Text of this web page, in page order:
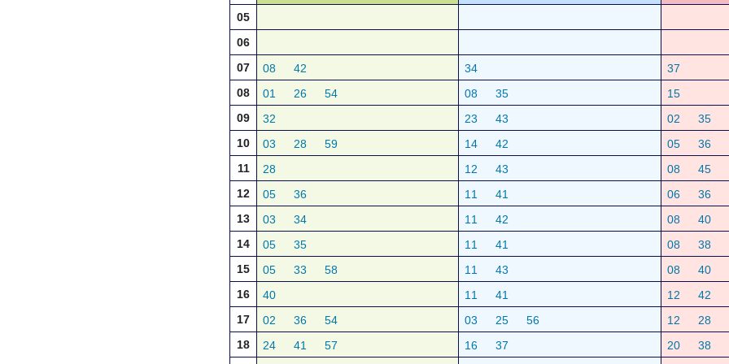
05
06
07
08 42 34
37
08
01 26 54 08 35
15
09
32 23 43 02
35
10
03 28 59 14 42 05
36
11
28 12 43 08
45
12
05 36 11 41 06
36
13
03 34 11 42 08
40
14
05 35 11 41 08
38
15
05 33 58 11 43 08
40
16
40 11 41 12
42
17
02 36 54 03 25 56 12
28
18
24 41 57 16 37 20
38